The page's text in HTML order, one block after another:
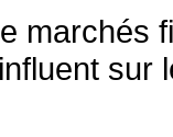
marchés
sur